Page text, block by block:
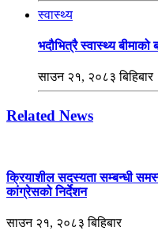
स्वास्थ्य
भदौभित्रै स्वास्थ्य बीमाको
साउन २१, २०८३ बिहिबार
Related News
क्रियाशील सदस्यता सम्बन्धी
कांग्रेसको निर्देशन
साउन २१, २०८३ बिहिबार